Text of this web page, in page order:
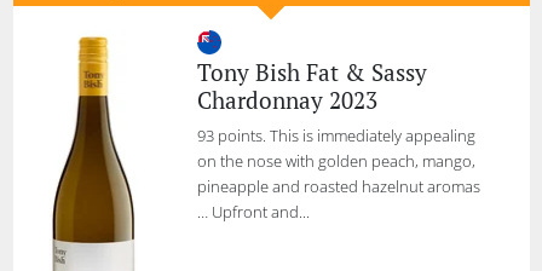
Tony Bish Fat & Sassy
Chardonnay 2023
93 points. This is immediately appealing
on the nose with golden peach, mango,
pineapple and roasted hazelnut aromas
… Upfront and...